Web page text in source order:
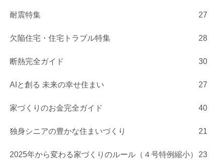
耐震特集 27
欠陥住宅・住宅トラブル特集 28
断熱完全ガイド 30
AIと創る 未来の幸せ住まい 27
家づくりのお金完全ガイド 40
独身シニアの豊かな住まいづくり 21
2025年から変わる家づくりのルール（４号特例縮小） 23